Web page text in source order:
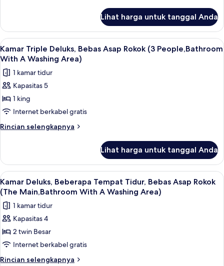
(3
People,Bathroom
With
A
Washing
Area)
Kamar
Triple
Deluks,
Bebas
Rokok
(3
People,Bathroom
With
A
Area)
Lihat harga untuk tanggal Anda
Lihat
semua
foto
untuk
Kamar
Triple
Deluks,
Bebas
(3
People,Bathroom
With
A
Washing
Area)
Selimut bulu angsa, brankas, meja
3
Kamar Triple Deluks, Bebas Asap Rokok (3 People,Bathroom
With A Washing Area)
1 kamar tidur
Kapasitas 5
1 king
Internet berkabel gratis
Rincian selengkapnya
Rincian
Kamar
Triple
Deluks,
Bebas
Asap
Rokok
(3
People,Bathroom
With
A
Area)
Lihat harga untuk tanggal Anda
Lihat
semua
foto
untuk
Kamar
Deluks,
Beberapa
Tempat
Selimut bulu angsa, brankas, meja
3
Kamar Deluks, Beberapa Tempat Tidur, Bebas Asap Rokok
(The Main,Bathroom With A Washing Area)
1 kamar tidur
Kapasitas 4
2 twin Besar
Internet berkabel gratis
Rincian selengkapnya
Rincian